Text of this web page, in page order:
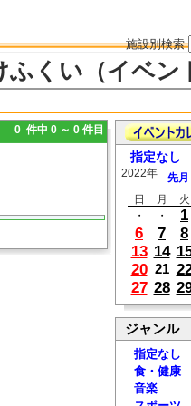
施設別検索
ふくい（イベン
0 件中 0 ～ 0 件目
指定なし
2022年 先月
日
月 火
・
・ 1
6
7 8
13 14
20 21
27 28
ジャンル
指定なし
食・健康
音楽